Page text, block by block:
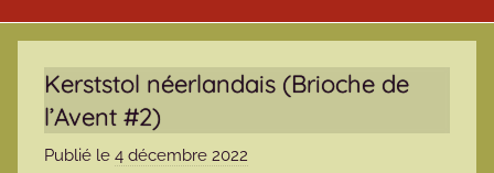
Kerststol néerlandais (Brioche de
l’Avent #2)
Publié le 4 décembre 2022